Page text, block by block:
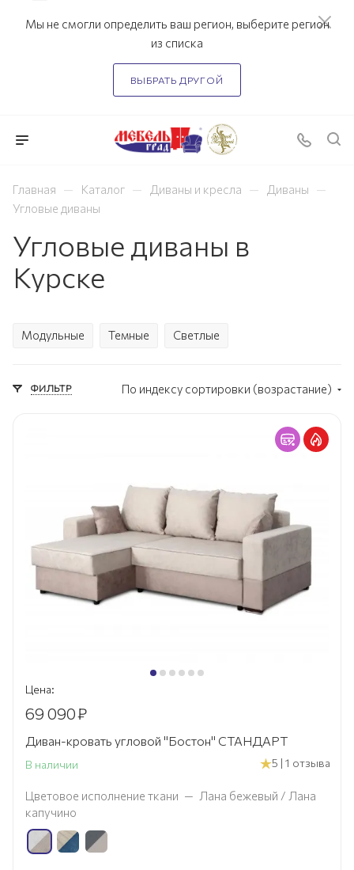
Мы не смогли определить ваш регион, выберите регион
из списка
ВЫБРАТЬ ДРУГОЙ
Главная — Каталог — Диваны и кресла — Диваны —
Угловые диваны
Угловые диваны в
Курске
Модульные Темные Светлые
ФИЛЬТР По индексу сортировки (возрастание)
Цена:
69 090₽
Диван-кровать угловой "Бостон" СТАНДАРТ
В наличии 5 | 1 отзыва
Цветовое исполнение ткани — Лана бежевый / Лана
капучино